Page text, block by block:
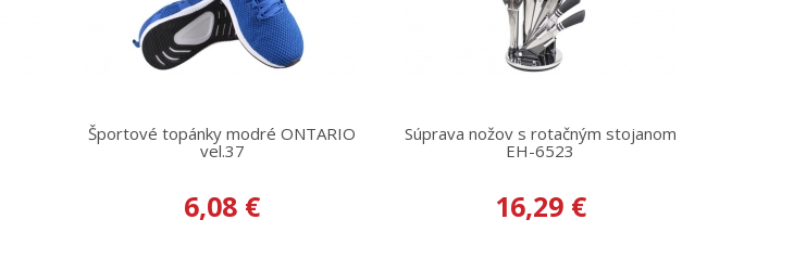
Športové topánky modré ONTARIO
vel.37
6,08 €
Súprava nožov s rotačným stojanom
EH-6523
16,29 €